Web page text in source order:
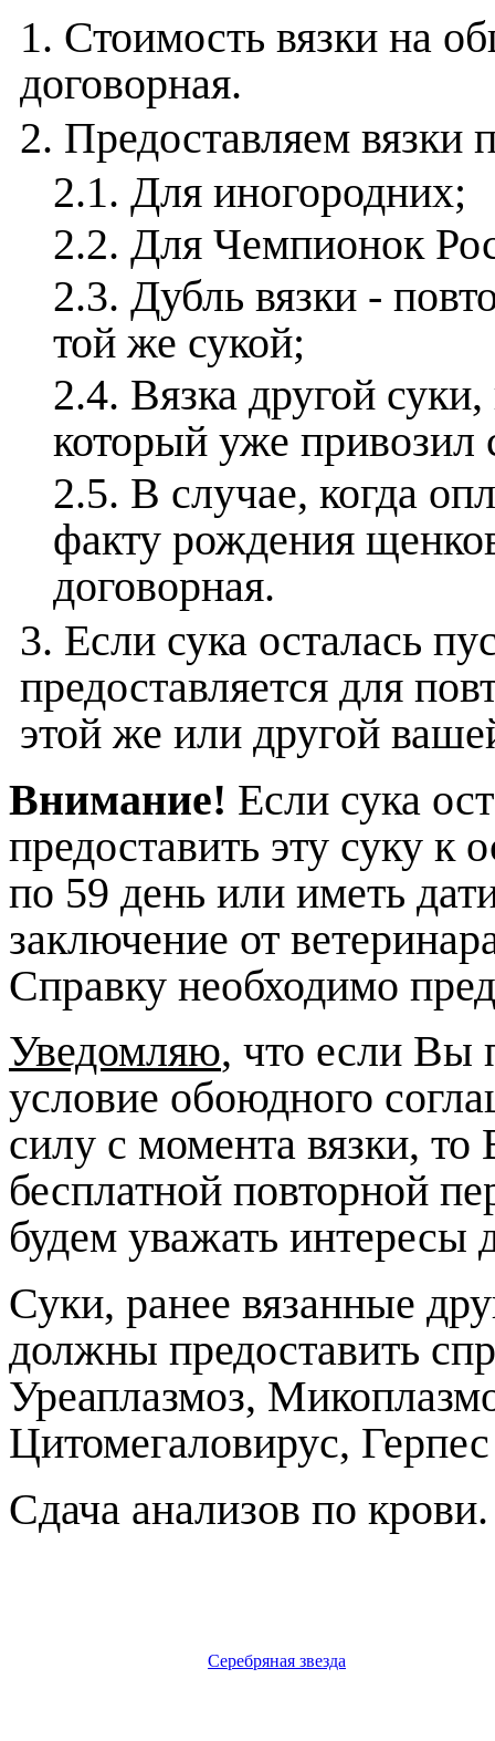
1. Стоимость вязки на
договорная.
2. Предоставляем вязки
2.1. Для иногородних;
2.2. Для Чемпионок
2.3. Дубль вязки -
той же сукой;
2.4. Вязка другой
который уже привозил
2.5. В случае, когда
факту рождения
договорная.
3. Если сука осталась
предоставляется для
этой же или другой
Вниманиe! Eсли сука
предоставить эту суку к
по 59 день или иметь
заключение от
Справку необходимо
Уведомляю, что если Вы
условие обоюдного
силу с момента вязки, то
бесплатной повторной
будем уважать интересы
Суки, ранее вязанные
должны предоставить
Уреаплазмоз,
Цитомегаловирус,
Сдача анализов по крови.
Серебряная звезда